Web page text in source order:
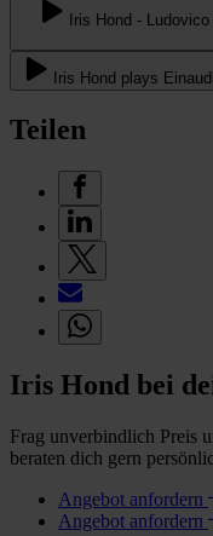
Iris Hond -
Iris Hond plays
Teilen
Iris Hond bei
Frag unverbindlich Preis
beraten dich gern
Angebot anfordern
Angebot anfordern